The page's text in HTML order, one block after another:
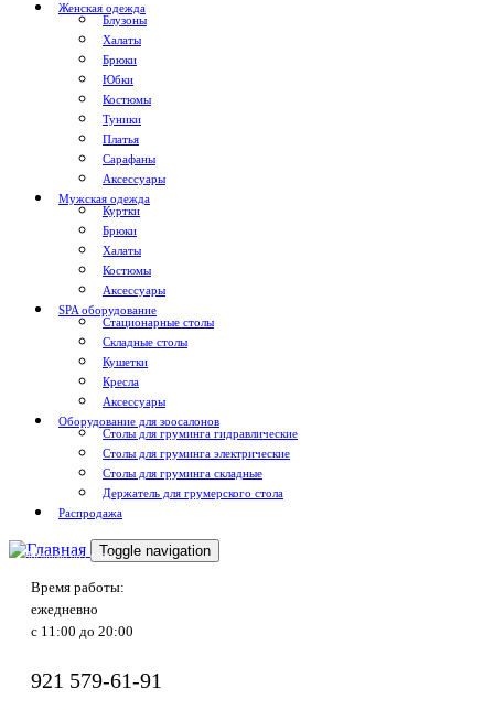
Женская одежда
Блузоны
Халаты
Брюки
Юбки
Костюмы
Туники
Платья
Сарафаны
Аксессуары
Мужская одежда
Куртки
Брюки
Халаты
Костюмы
Аксессуары
SPA оборудование
Стационарные столы
Складные столы
Кушетки
Кресла
Аксессуары
Оборудование для зоосалонов
Столы для груминга гидравлические
Столы для груминга электрические
Столы для груминга складные
Держатель для грумерского стола
Распродажа
Доставка по РоссииToggle navigation
Время работы:
ежедневно
с 11:00 до 20:00
921 579-61-91